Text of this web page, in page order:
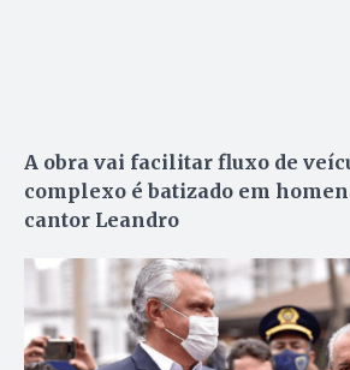
A obra vai facilitar fluxo de
complexo é batizado em
cantor Leandro